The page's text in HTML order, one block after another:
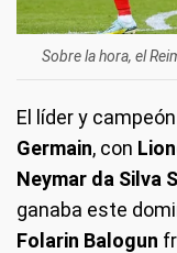
Sobre la hora, el
El líder y
Germain, con
Neymar da Silva
ganaba este
Folarin Balogun